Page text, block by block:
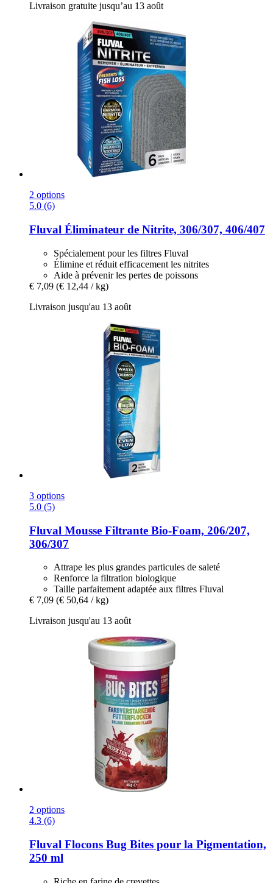
Livraison gratuite jusqu’au 13 août
2 options
5.0 (6)
Fluval Éliminateur de Nitrite, 306/307, 406/407
Spécialement pour les filtres Fluval
Élimine et réduit efficacement les nitrites
Aide à prévenir les pertes de poissons
€ 7,09 (€ 12,44 / kg)
Livraison jusqu'au 13 août
3 options
5.0 (5)
Fluval Mousse Filtrante Bio-​Foam, 206/207,
306/307
Attrape les plus grandes particules de saleté
Renforce la filtration biologique
Taille parfaitement adaptée aux filtres Fluval
€ 7,09 (€ 50,64 / kg)
Livraison jusqu'au 13 août
2 options
4.3 (6)
Fluval Flocons Bug Bites pour la Pigmentation,
250 ml